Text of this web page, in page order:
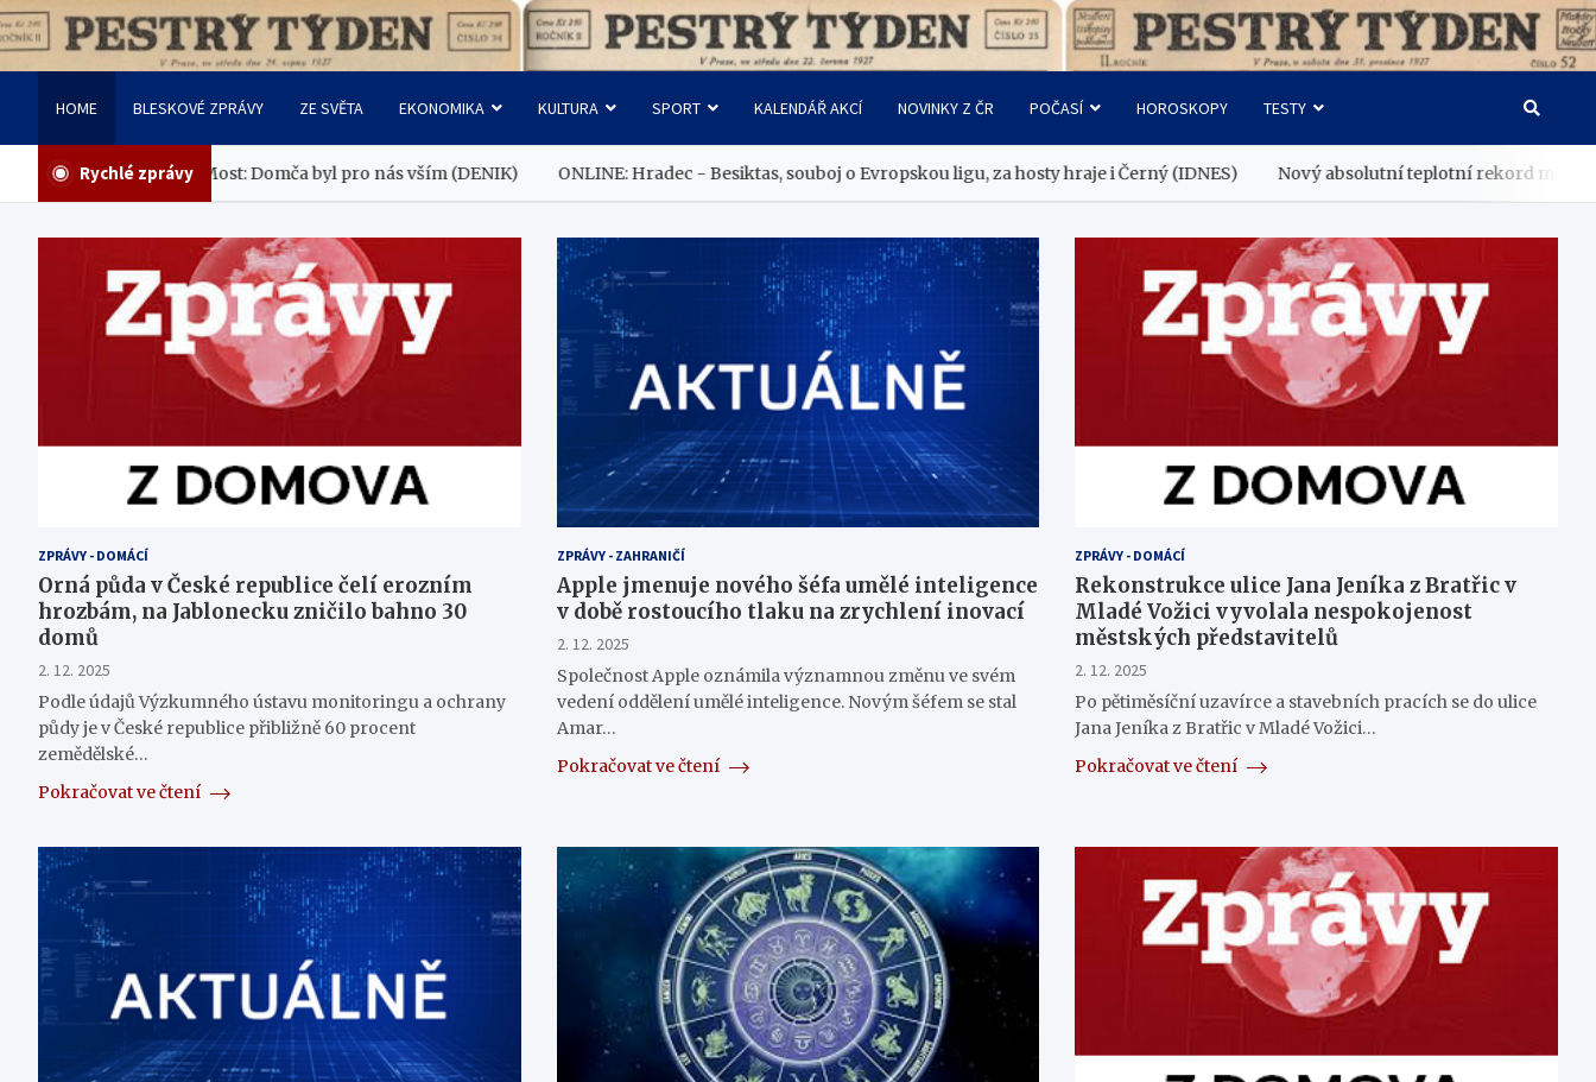
Skip
to
Pestrý Týden
HOME BLESKOVÉ ZPRÁVY ZE SVĚTA EKONOMIKA KULTURA SPORT KALENDÁŘ AKCÍ NOVINKY Z ČR POČASÍ HOROSKOPY TESTY
Rychlé zprávy
Most: Domča byl pro nás vším (DENIK) ONLINE: Hradec - Besiktas, souboj o Evropskou ligu, za hosty hraje i Černý (IDNES) Nový absolutní teplotní rekord má z letoška 77 procent
ZPRÁVY - DOMÁCÍ
Orná půda v České republice čelí erozním
hrozbám, na Jablonecku zničilo bahno 30
domů
2. 12. 2025
Podle údajů Výzkumného ústavu monitoringu a ochrany
půdy je v České republice přibližně 60 procent
zemědělské…
Pokračovat ve čtení
ZPRÁVY - ZAHRANIČÍ
Apple jmenuje nového šéfa umělé inteligence
v době rostoucího tlaku na zrychlení inovací
2. 12. 2025
Společnost Apple oznámila významnou změnu ve svém
vedení oddělení umělé inteligence. Novým šéfem se stal
Amar…
Pokračovat ve čtení
ZPRÁVY - DOMÁCÍ
Rekonstrukce ulice Jana Jeníka z Bratřic v
Mladé Vožici vyvolala nespokojenost
městských představitelů
2. 12. 2025
Po pětiměsíční uzavírce a stavebních pracích se do ulice
Jana Jeníka z Bratřic v Mladé Vožici…
Pokračovat ve čtení